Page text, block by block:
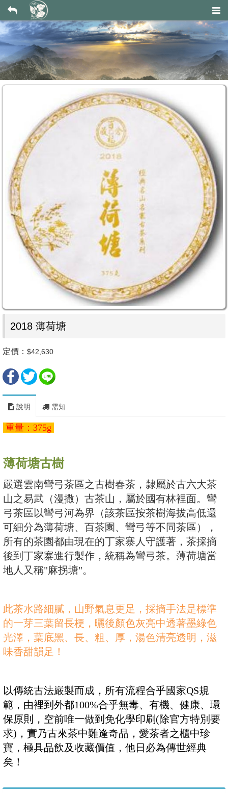
2018 薄荷塘
定價： $42,630
說明 需知
重量：375g
薄荷塘古樹
嚴選雲南彎弓茶區之古樹春茶，隸屬於古六大茶
山之易武（漫撒）古茶山，屬於國有林裡面。彎
弓茶區以彎弓河為界（該茶區按茶樹海拔高低還
可細分為薄荷塘、百茶園、彎弓等不同茶區），
所有的茶園都由現在的丁家寨人守護著，茶採摘
後到丁家寨進行製作，統稱為彎弓茶。薄荷塘當
地人又稱"麻拐塘"。
此茶水路細膩，山野氣息更足，採摘手法是標準
的一芽三葉留長梗，曬後顏色灰亮中透著墨綠色
光澤，葉底黑、長、粗、厚，湯色清亮透明，滋
味香甜韻足！
以傳統古法嚴製而成，所有流程合乎國家QS規
範，由裡到外都100%合乎無毒、有機、健康、環
保原則，空前唯一做到免化學印刷(除官方特別要
求)，實乃古來茶中難逢奇品，愛茶者之櫃中珍
寶，極具品飲及收藏價值，他日必為傳世經典
矣！